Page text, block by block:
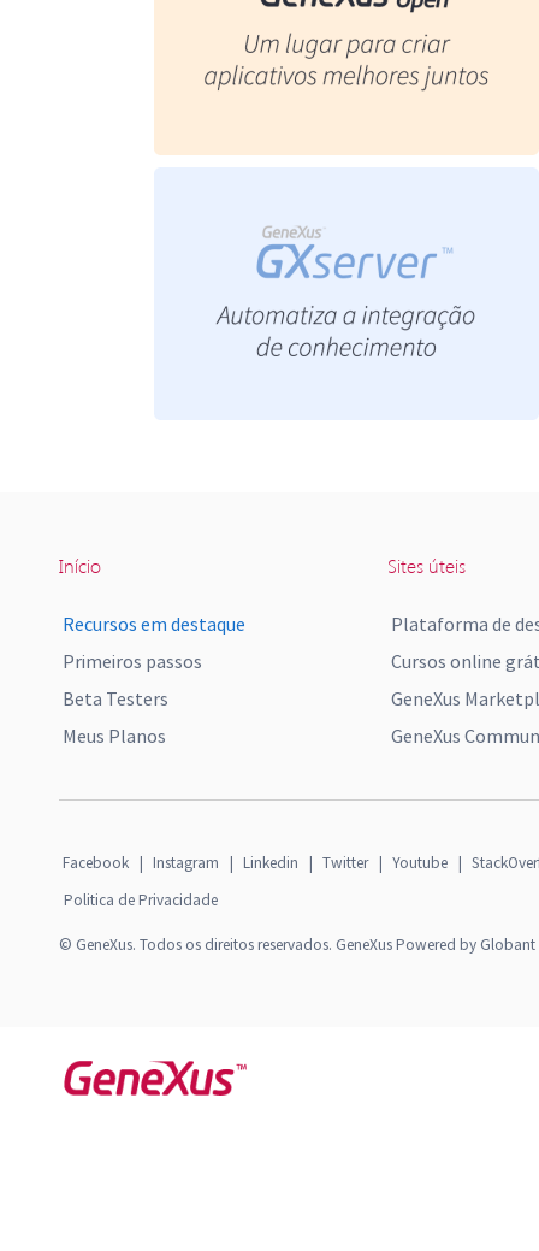
Início
Recursos em destaque
Primeiros passos
Beta Testers
Meus Planos
Sites úteis
Plataforma de
Cursos online
GeneXus
GeneXus
Facebook | Instagram | Linkedin | Twitter | Youtube |
Politica de Privacidade
© GeneXus. Todos os direitos reservados. GeneXus Powered by Globant